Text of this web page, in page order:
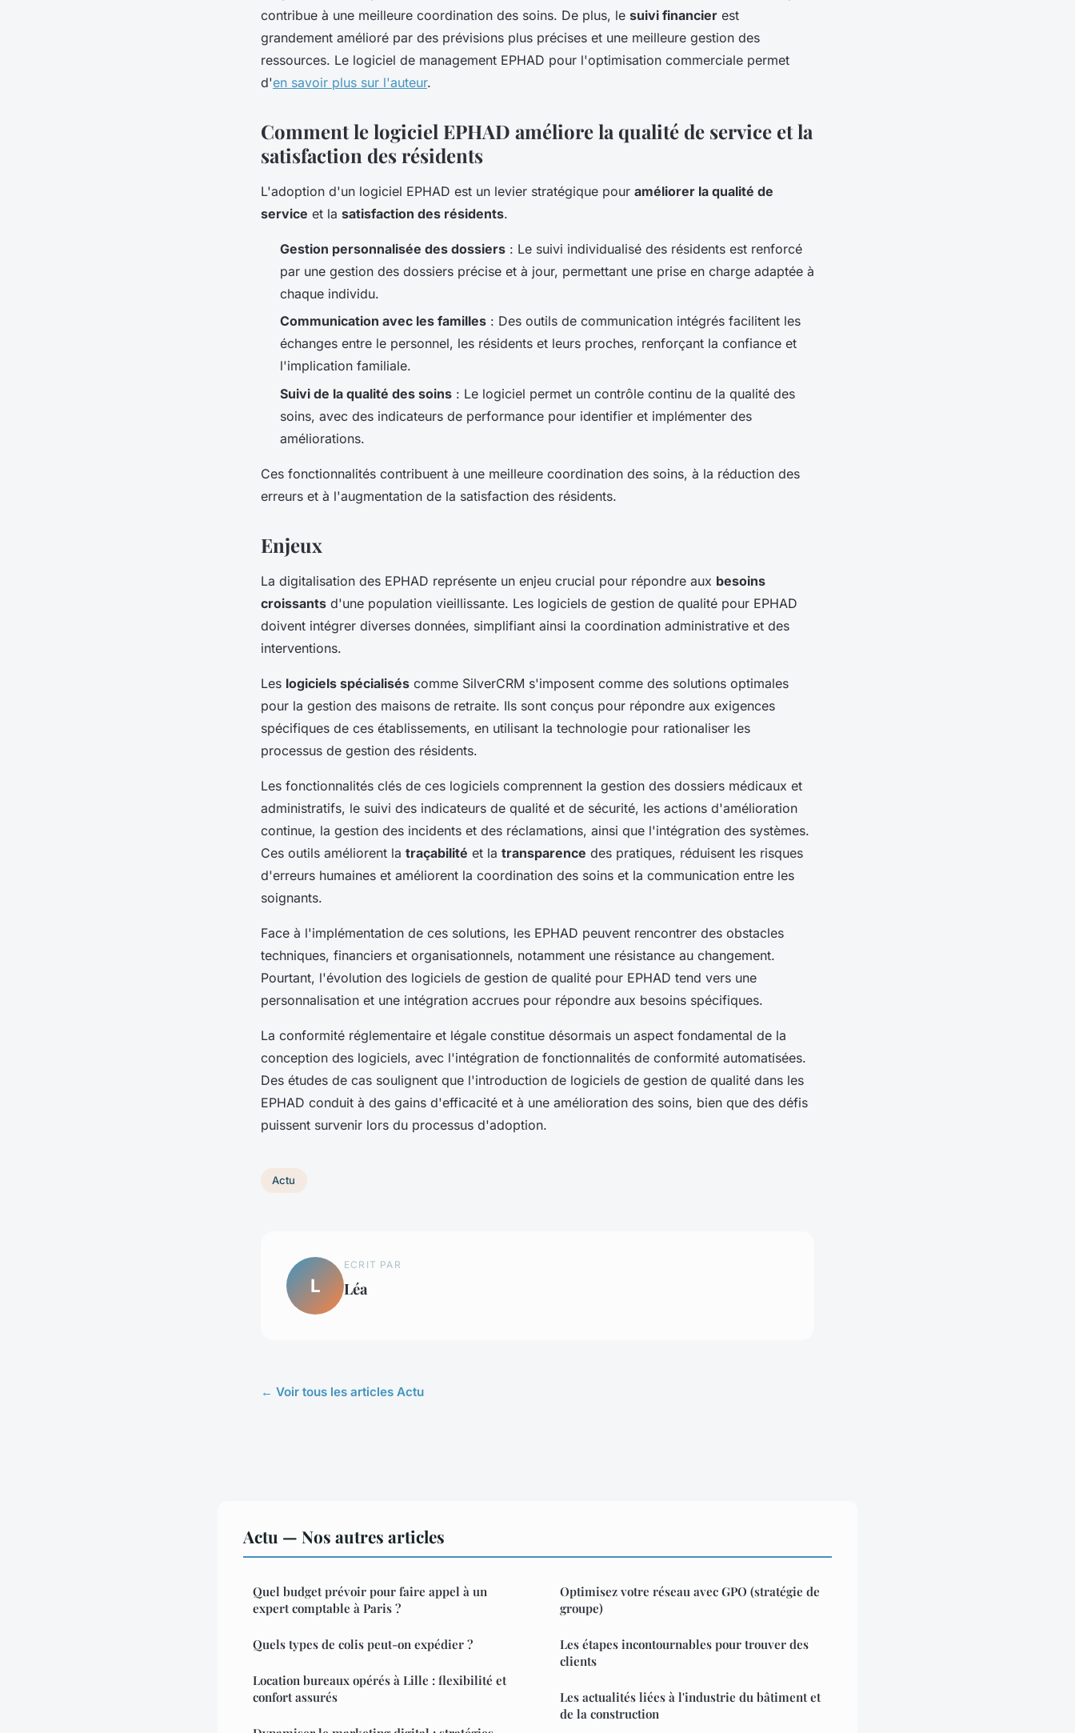
contribue à une meilleure coordination des soins. De plus, le suivi financier est
grandement amélioré par des prévisions plus précises et une meilleure gestion des
ressources. Le logiciel de management EPHAD pour l'optimisation commerciale permet
d'en savoir plus sur l'auteur.
Comment le logiciel EPHAD améliore la qualité de service et la
satisfaction des résidents
L'adoption d'un logiciel EPHAD est un levier stratégique pour améliorer la qualité de
service et la satisfaction des résidents.
Gestion personnalisée des dossiers : Le suivi individualisé des résidents est renforcé
par une gestion des dossiers précise et à jour, permettant une prise en charge adaptée à
chaque individu.
Communication avec les familles : Des outils de communication intégrés facilitent les
échanges entre le personnel, les résidents et leurs proches, renforçant la confiance et
l'implication familiale.
Suivi de la qualité des soins : Le logiciel permet un contrôle continu de la qualité des
soins, avec des indicateurs de performance pour identifier et implémenter des
améliorations.
Ces fonctionnalités contribuent à une meilleure coordination des soins, à la réduction des
erreurs et à l'augmentation de la satisfaction des résidents.
Enjeux
La digitalisation des EPHAD représente un enjeu crucial pour répondre aux besoins
croissants d'une population vieillissante. Les logiciels de gestion de qualité pour EPHAD
doivent intégrer diverses données, simplifiant ainsi la coordination administrative et des
interventions.
Les logiciels spécialisés comme SilverCRM s'imposent comme des solutions optimales
pour la gestion des maisons de retraite. Ils sont conçus pour répondre aux exigences
spécifiques de ces établissements, en utilisant la technologie pour rationaliser les
processus de gestion des résidents.
Les fonctionnalités clés de ces logiciels comprennent la gestion des dossiers médicaux et
administratifs, le suivi des indicateurs de qualité et de sécurité, les actions d'amélioration
continue, la gestion des incidents et des réclamations, ainsi que l'intégration des systèmes.
Ces outils améliorent la traçabilité et la transparence des pratiques, réduisent les risques
d'erreurs humaines et améliorent la coordination des soins et la communication entre les
soignants.
Face à l'implémentation de ces solutions, les EPHAD peuvent rencontrer des obstacles
techniques, financiers et organisationnels, notamment une résistance au changement.
Pourtant, l'évolution des logiciels de gestion de qualité pour EPHAD tend vers une
personnalisation et une intégration accrues pour répondre aux besoins spécifiques.
La conformité réglementaire et légale constitue désormais un aspect fondamental de la
conception des logiciels, avec l'intégration de fonctionnalités de conformité automatisées.
Des études de cas soulignent que l'introduction de logiciels de gestion de qualité dans les
EPHAD conduit à des gains d'efficacité et à une amélioration des soins, bien que des défis
puissent survenir lors du processus d'adoption.
Actu
L
ECRIT PAR
Léa
← Voir tous les articles Actu
Actu — Nos autres articles
Quel budget prévoir pour faire appel à un
expert comptable à Paris ?
Quels types de colis peut-on expédier ?
Location bureaux opérés à Lille : flexibilité et
confort assurés
Optimisez votre réseau avec GPO (stratégie de
groupe)
Les étapes incontournables pour trouver des
clients
Les actualités liées à l'industrie du bâtiment et
de la construction